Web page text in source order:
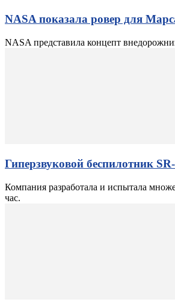
NASA показала ровер для
NASA представила концепт
Гиперзвуковой беспилотник
Компания разработала и испытала
час.